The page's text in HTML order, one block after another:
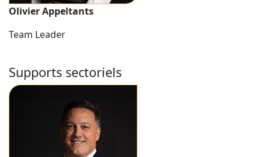
Olivier Appeltants
Team Leader
Supports sectoriels